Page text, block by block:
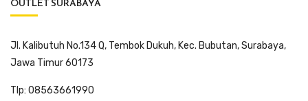
Jl. Kalibutuh No.134 Q, Tembok Dukuh, Kec. Bubutan, Surabaya,
Jawa Timur 60173
Tlp: 08563661990